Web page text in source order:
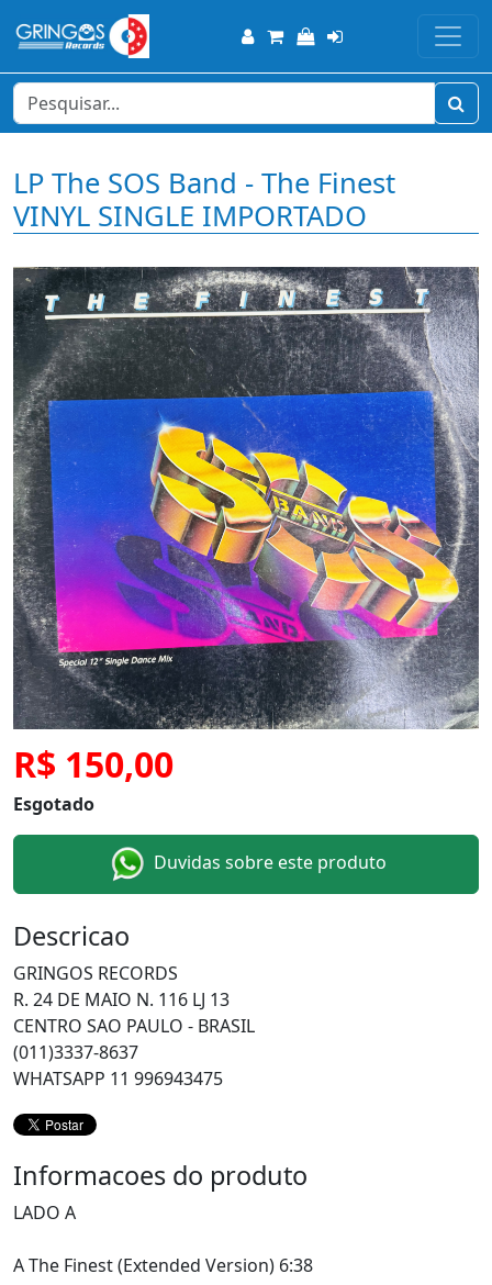
LP The SOS Band - The Finest
VINYL SINGLE IMPORTADO
R$ 150,00
Esgotado
Duvidas sobre este produto
Descricao
GRINGOS RECORDS
R. 24 DE MAIO N. 116 LJ 13
CENTRO SAO PAULO - BRASIL
(011)3337-8637
WHATSAPP 11 996943475
Informacoes do produto
LADO A
A The Finest (Extended Version) 6:38